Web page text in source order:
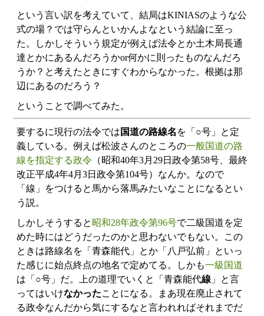
という言い訳を考えていて、結局はKINIASのような公
式の場？では守らんといかんよなという結論に至っ
た。しかしそういう規定が例えば法令とか土木局長通
達とかにあるんだろうかor何かに則ったものなんだろ
うか？と考えたときにすぐわからなかった。根拠は那
辺にあるのだろう？
ということで調べてみた。
要するに現行の法令では 国道の路線名 を「○号」と定
義している。例えば松波さんのところの一般国道の路
線を指定する政令 （昭和40年3月29日政令第58号、最終
改正平成4年4月3日政令第104号）なんか。なので
「線」をつけると馬から落馬みたいなことになるとい
う説。
しかしそうすると 昭和28年政令第96号で二級国道を定
めた時にはどうだったのかと思わないでもない。この
ときは路線名を「青森能代」とか「八戸弘前」といっ
た感じに始点終点の地名で定めてる。しかも一級国道
は「○号」だ。上の道理でいくと「青森能代線 」と言
ってはいけなかったことになる。まあ現在廃止されて
る政令なんだから気にするなと言われればそれまでだ